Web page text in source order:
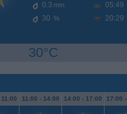
0.3 mm
30 %
05:49
20:29
30°C
11:00 11:00 - 14:00 14:00 - 17:00 17:00